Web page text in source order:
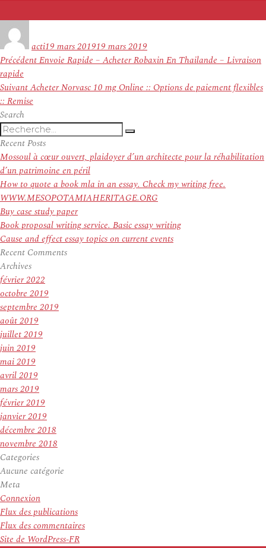
actile
19 mars 201919 mars 2019
Navigation
de
l’article
PrécédentArticle
Envoie Rapide – Acheter Robaxin En Thailande – Livraison
rapide
SuivantArticle
suivant :
Acheter Norvasc 10 mg Online :: Options de paiement flexibles
:: Remise
Search
Recherche
pour
:
Recherche
Recent Posts
Mossoul à cœur ouvert, plaidoyer d’un architecte pour la réhabilitation
d’un patrimoine en péril
How to quote a book mla in an essay. Check my writing free.
WWW.MESOPOTAMIAHERITAGE.ORG
Buy case study paper
Book proposal writing service. Basic essay writing
Cause and effect essay topics on current events
Recent Comments
Archives
février 2022
octobre 2019
septembre 2019
août 2019
juillet 2019
juin 2019
mai 2019
avril 2019
mars 2019
février 2019
janvier 2019
décembre 2018
novembre 2018
Categories
Aucune catégorie
Meta
Connexion
Flux des publications
Flux des commentaires
Site de WordPress-FR